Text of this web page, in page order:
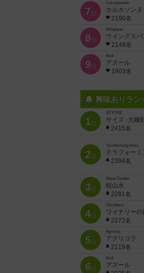
7位
Carcassonne
カルカソンヌ
2190名
8位
Wingspan
ウイングスパ
2149名
9位
Azul
アズール
1903名
興味ありラン
1位
SCYTHE
サイズ -大鎌
2415名
2位
Terraforming Mars
テラフォー
2394名
3位
Stone Garden
枯山水
2281名
4位
Viticulture
ワイナリーの
2272名
5位
Agricola
アグリコラ
2119名
6位
Azul
アズール